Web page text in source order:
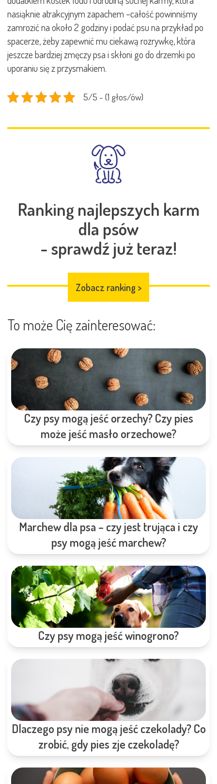
nasiąknie atrakcyjnym zapachem –całość powinniśmy
zamrozić na około 2 godziny i podać psu na przykład po
spacerze, żeby zapewnić mu ciekawą rozrywkę, która
jeszcze bardziej zmęczy psa i skłoni go do drzemki po
uporaniu się z przysmakiem.
5/5 - (1 głos/ów)
Ranking najlepszych karm
dla psów
- sprawdź już teraz!
Zobacz ranking >
To może Cię zainteresować:
Czy psy mogą jeść orzechy? Czy pies
może jeść masło orzechowe?
Marchew dla psa – czy jest trująca i czy
psy mogą jeść marchew?
Czy psy mogą jeść winogrono?
Dlaczego psy nie mogą jeść czekolady? Co
zrobić, gdy pies zje czekoladę?